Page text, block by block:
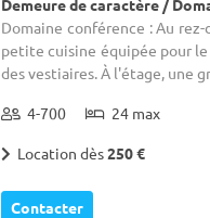
Demeure de caractère /
Domaine conférence : Au
petite cuisine équipée pour
des vestiaires. À l'étage, une
4-700 24 max
Location dès250 €
Contacter